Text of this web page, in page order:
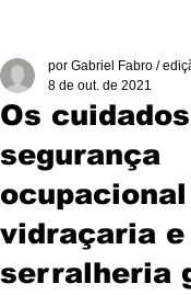
Os
segurança
vidraçaria e
serralheria
por Gabriel Fabro /
8 de out. de 2021